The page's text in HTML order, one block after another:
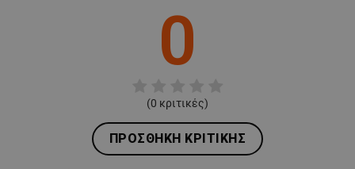
0
(0 κριτικές)
ΠΡΟΣΘΉΚΗ ΚΡΙΤΙΚΉΣ